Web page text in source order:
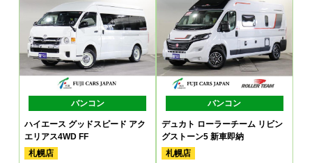
バンコン
ハイエース グッドスピード アク
エリアス4WD FF
札幌店
バンコン
デュカト ローラーチーム リビン
グストーン5 新車即納
札幌店